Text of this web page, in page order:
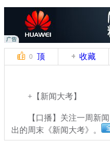
0 顶 收藏
+【新闻大考】
【口播】关注一周新闻
出的周末《新闻大考》。